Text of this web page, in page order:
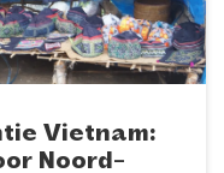
Vietnam:
Noord-